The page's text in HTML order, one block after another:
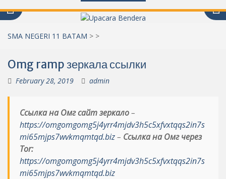
SMA NEGERI 11 BATAM > >
Omg ramp зеркала ссылки
February 28, 2019 admin
Ссылка на Омг сайт зеркало–
https://omgomgomg5j4yrr4mjdv3h5c5xfvxtqqs2in7s
mi65mjps7wvkmqmtqd.biz– Ссылка на Омг через
Tor:
https://omgomgomg5j4yrr4mjdv3h5c5xfvxtqqs2in7s
mi65mjps7wvkmqmtqd.biz